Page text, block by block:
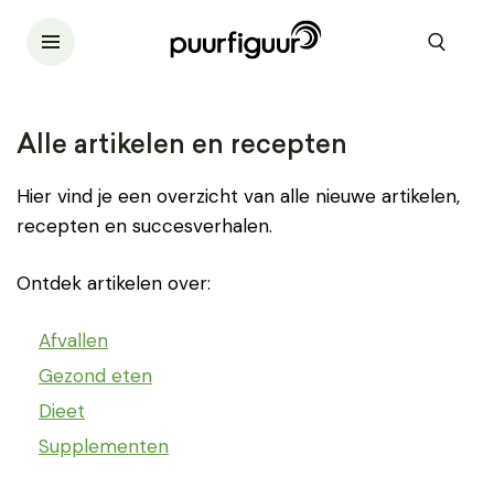
Alle artikelen en recepten
Hier vind je een overzicht van alle nieuwe artikelen,
recepten en succesverhalen.
Ontdek artikelen over:
Afvallen
Gezond eten
Dieet
Supplementen